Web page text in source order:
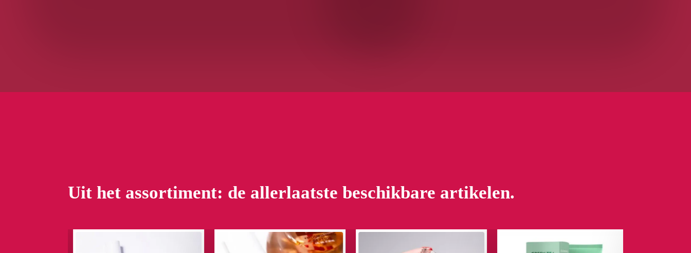
Uit het assortiment: de allerlaatste beschikbare artikelen.